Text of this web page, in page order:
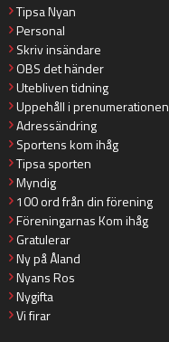
Tipsa Nyan
Personal
Skriv insändare
OBS det händer
Utebliven tidning
Uppehåll i prenumerationen
Adressändring
Sportens kom ihåg
Tipsa sporten
Myndig
100 ord från din förening
Föreningarnas Kom ihåg
Gratulerar
Ny på Åland
Nyans Ros
Nygifta
Vi firar